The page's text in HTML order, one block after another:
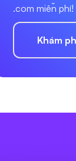
.com miễn phí!
Khám